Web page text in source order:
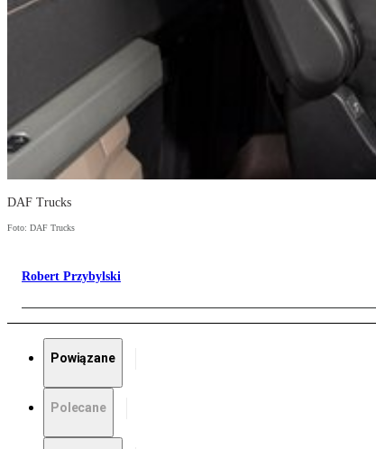
DAF Trucks
Foto: DAF Trucks
Robert Przybylski
Powiązane
Polecane